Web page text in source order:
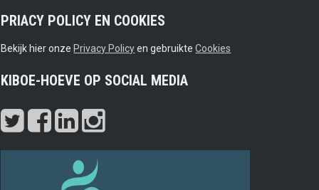
PRIACY POLICY EN COOKIES
Bekijk hier onze Privacy Policyen gebruikteCookies
KIBOE-HOEVE OP SOCIAL MEDIA